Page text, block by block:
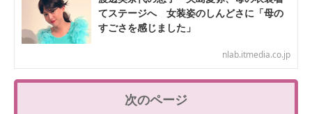
てステージへ 女装姿のしんどさに「母の
すごさを感じました」
nlab.itmedia.co.jp